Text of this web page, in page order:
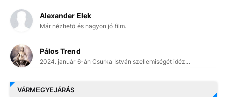
Alexander Elek
Már nézhető és nagyon jó film.
Pálos Trend
2024. január 6-án Csurka István szellemiségét idéz...
VÁRMEGYEJÁRÁS